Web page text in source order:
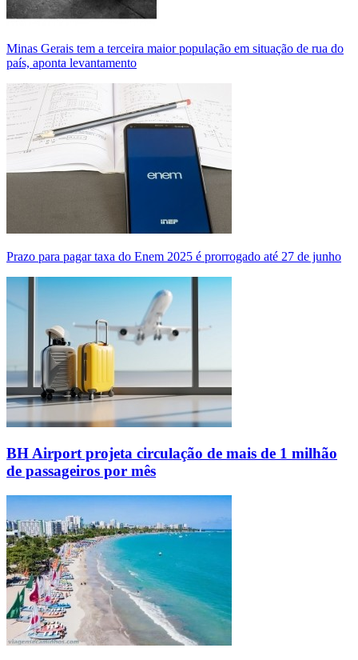
Minas Gerais tem a terceira maior população em situação de rua do
país, aponta levantamento
Prazo para pagar taxa do Enem 2025 é prorrogado até 27 de junho
BH Airport projeta circulação de mais de 1 milhão
de passageiros por mês